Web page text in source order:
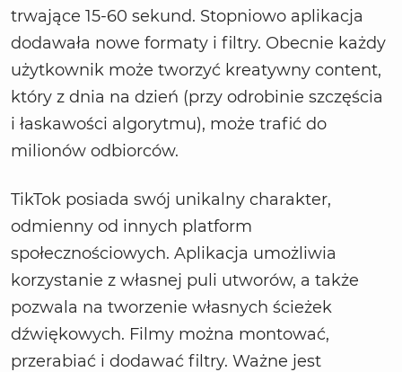
trwające 15-60 sekund. Stopniowo aplikacja
dodawała nowe formaty i filtry. Obecnie każdy
użytkownik może tworzyć kreatywny content,
który z dnia na dzień (przy odrobinie szczęścia
i łaskawości algorytmu), może trafić do
milionów odbiorców.
TikTok posiada swój unikalny charakter,
odmienny od innych platform
społecznościowych. Aplikacja umożliwia
korzystanie z własnej puli utworów, a także
pozwala na tworzenie własnych ścieżek
dźwiękowych. Filmy można montować,
przerabiać i dodawać filtry. Ważne jest